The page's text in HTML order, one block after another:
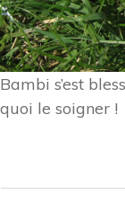
Bambi s’est
quoi le soigner !